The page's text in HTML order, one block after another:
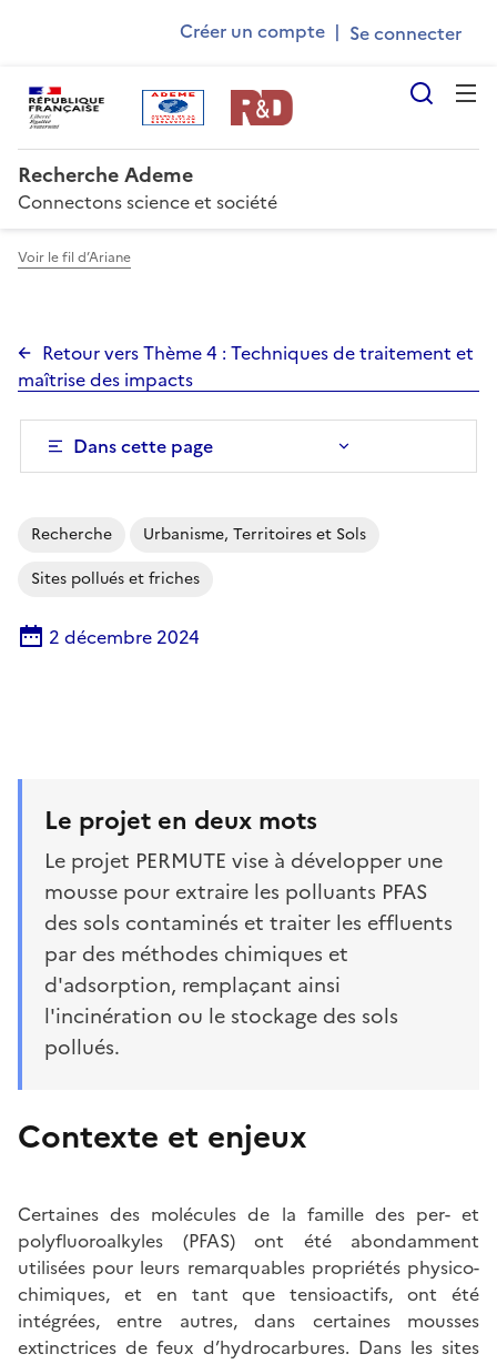
principal
Ademe
account
menu
Créer un compte |
Recherche Ademe
Connectons science et société
Voir le fil d’Ariane
Retour vers Thème 4 : Techniques de traitement et
maîtrise des impacts
Dans cette page
Recherche
Urbanisme, Territoires et Sols
Sites pollués et friches
2 décembre 2024
Le projet en deux mots
Le projet PERMUTE vise à développer une
mousse pour extraire les polluants PFAS
des sols contaminés et traiter les effluents
par des méthodes chimiques et
d'adsorption, remplaçant ainsi
l'incinération ou le stockage des sols
pollués.
Contexte et enjeux
Certaines des molécules de la famille des per- et
polyfluoroalkyles (PFAS) ont été abondamment
utilisées pour leurs remarquables propriétés physico-
chimiques, et en tant que tensioactifs, ont été
intégrées, entre autres, dans certaines mousses
extinctrices de feux d’hydrocarbures. Dans les sites